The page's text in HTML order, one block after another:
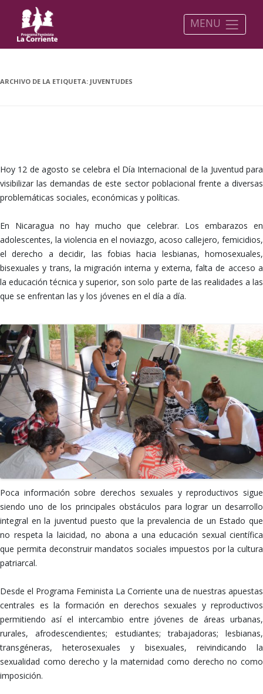
MENU
ARCHIVO DE LA ETIQUETA: JUVENTUDES
Hoy 12 de agosto se celebra el Día Internacional de la Juventud para
visibilizar las demandas de este sector poblacional frente a diversas
problemáticas sociales, económicas y políticas.
En Nicaragua no hay mucho que celebrar. Los embarazos en
adolescentes, la violencia en el noviazgo, acoso callejero, femicidios,
el derecho a decidir, las fobias hacia lesbianas, homosexuales,
bisexuales y trans, la migración interna y externa, falta de acceso a
la educación técnica y superior, son solo parte de las realidades a las
que se enfrentan las y los jóvenes en el día a día.
Poca información sobre derechos sexuales y reproductivos sigue
siendo uno de los principales obstáculos para lograr un desarrollo
integral en la juventud puesto que la prevalencia de un Estado que
no respeta la laicidad, no abona a una educación sexual científica
que permita deconstruir mandatos sociales impuestos por la cultura
patriarcal.
Desde el Programa Feminista La Corriente una de nuestras apuestas
centrales es la formación en derechos sexuales y reproductivos
permitiendo así el intercambio entre jóvenes de áreas urbanas,
rurales, afrodescendientes; estudiantes; trabajadoras; lesbianas,
transgéneras, heterosexuales y bisexuales, reivindicando la
sexualidad como derecho y la maternidad como derecho no como
imposición.